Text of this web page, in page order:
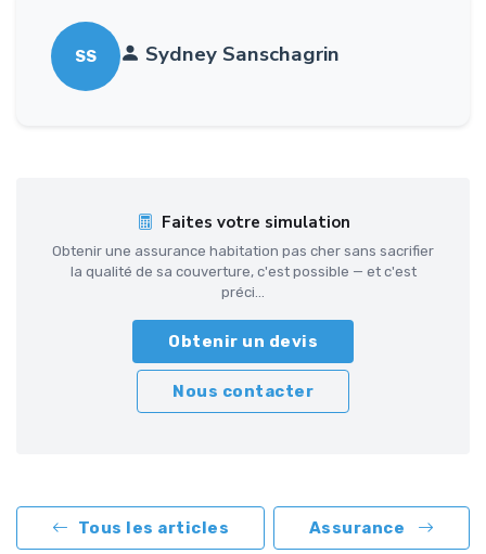
SS Sydney Sanschagrin
Faites votre simulation
Obtenir une assurance habitation pas cher sans sacrifier
la qualité de sa couverture, c'est possible — et c'est
préci...
Obtenir un devis
Nous contacter
Tous les articles Assurance